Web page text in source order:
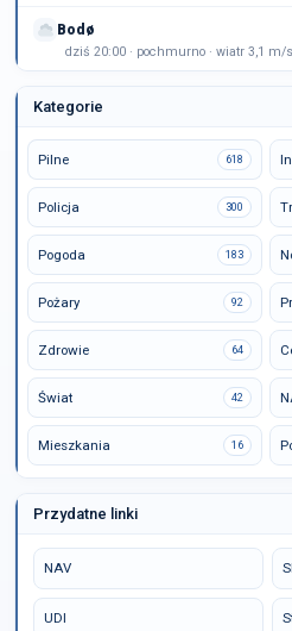
Bodø
dziś 20:00 · pochmurno · wiatr 3,1 m/s
Kategorie
Pilne 618
Policja 300
Pogoda 183
Pożary 92
Zdrowie 64
Świat 42
Mieszkania 16
Przydatne linki
NAV
UDI